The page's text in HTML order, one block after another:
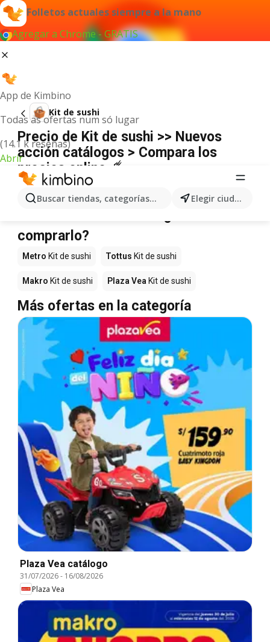
Folletos actuales siempre a la mano
Agregar a Chrome - GRATIS
App de Kimbino
Todas as ofertas num só lugar
(14.1 k reseñas)
Abrir
Buscar tiendas, categorías, productos... Elegir ciudad
Kit de sushi
Precio de Kit de sushi >> Nuevos
acción catálogos > Compara los
precios online ☄️
No hemos encontrado resultados para este
término.
comprarlo?
Metro Kit de sushi Tottus Kit de sushi
Makro Kit de sushi Plaza Vea Kit de sushi
Más ofertas en la categoría
Plaza Vea catálogo
31/07/2026- 16/08/2026
Plaza Vea